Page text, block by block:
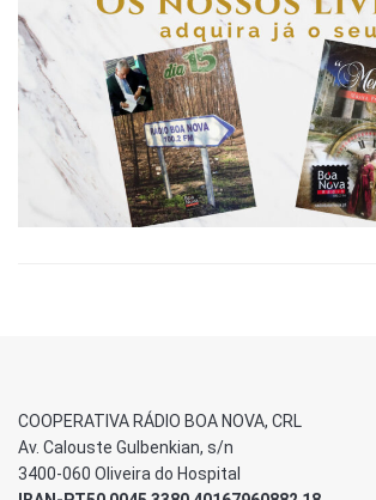
COOPERATIVA RÁDIO BOA NOVA, CRL
Av. Calouste Gulbenkian, s/n
3400-060 Oliveira do Hospital